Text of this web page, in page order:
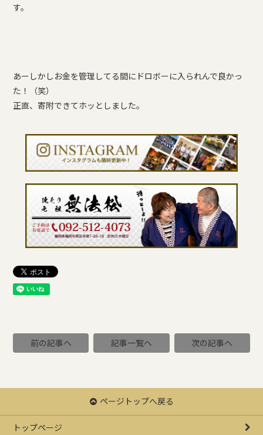
す。
あーしかしお金を管理してる間にドロボーに入られんで良かっ
た！（笑）
正直、寄附できてホッとしました。
前の記事へ 記事一覧へ 次の記事へ
ページトップへ戻る
トップページ